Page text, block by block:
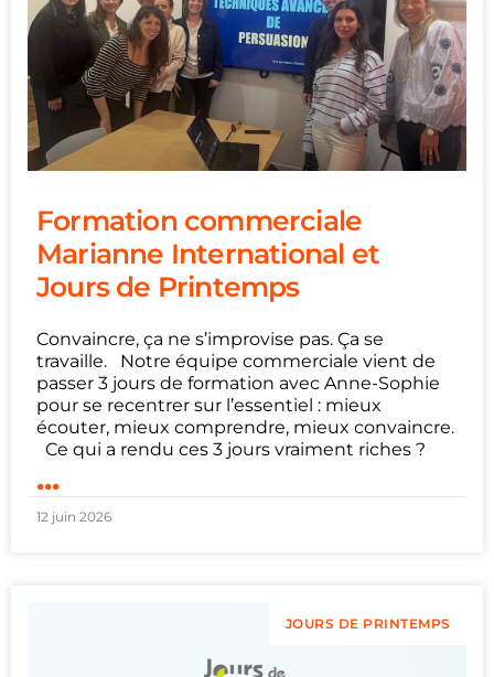
Formation commerciale
Marianne International et
Jours de Printemps
Convaincre, ça ne s’improvise pas. Ça se
travaille. Notre équipe commerciale vient de
passer 3 jours de formation avec Anne-Sophie
pour se recentrer sur l’essentiel : mieux
écouter, mieux comprendre, mieux convaincre.
Ce qui a rendu ces 3 jours vraiment riches ?
...
12 juin 2026
JOURS DE PRINTEMPS